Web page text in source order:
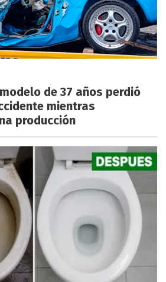
de 37 años perdió
mientras
producción